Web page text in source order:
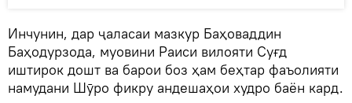
Инчунин, дар ҷаласаи мазкур Баҳоваддин
Баҳодурзода, муовини Раиси вилояти Суғд
иштирок дошт ва барои боз ҳам беҳтар фаъолияти
намудани Шӯро фикру андешаҳои худро баён кард.